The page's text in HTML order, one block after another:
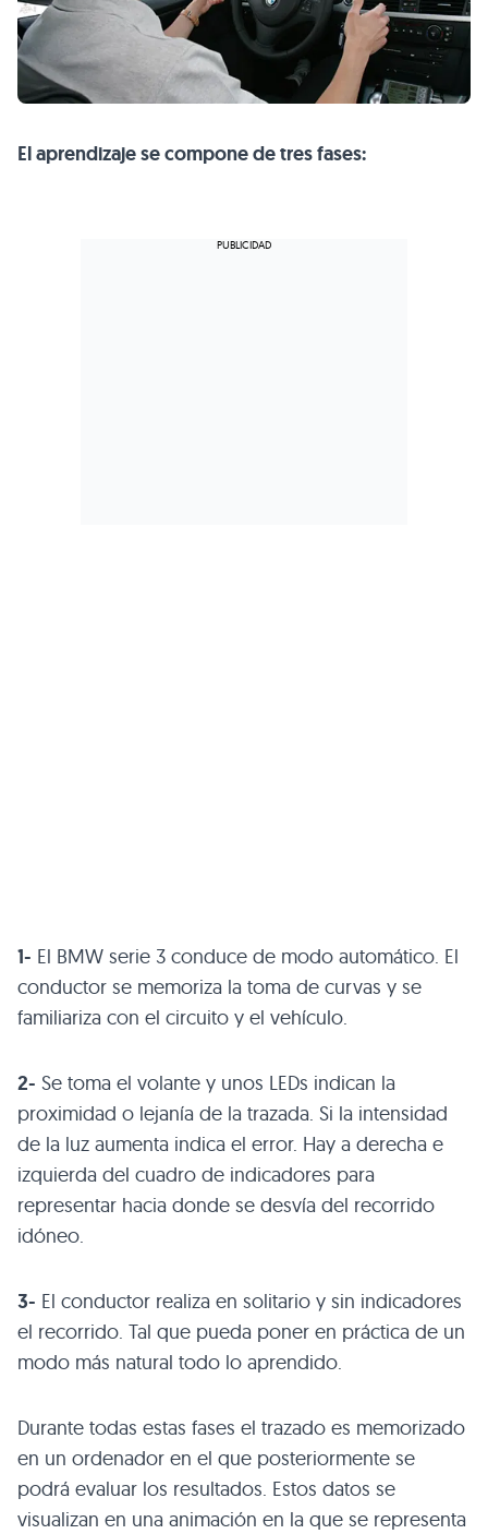
El aprendizaje se compone de tres fases:
1- El BMW serie 3 conduce de modo automático. El
conductor se memoriza la toma de curvas y se
familiariza con el circuito y el vehículo.
2- Se toma el volante y unos LEDs indican la
proximidad o lejanía de la trazada. Si la intensidad
de la luz aumenta indica el error. Hay a derecha e
izquierda del cuadro de indicadores para
representar hacia donde se desvía del recorrido
idóneo.
3- El conductor realiza en solitario y sin indicadores
el recorrido. Tal que pueda poner en práctica de un
modo más natural todo lo aprendido.
Durante todas estas fases el trazado es memorizado
en un ordenador en el que posteriormente se
podrá evaluar los resultados. Estos datos se
visualizan en una animación en la que se representa